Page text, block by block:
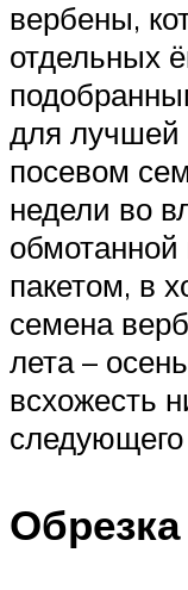
вербены,
отдельных
для лучшей
посевом
недели во
пакетом, в
семена
лета –
всхожесть
следующего
Обрезка